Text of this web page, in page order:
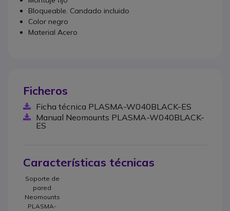
Bloqueable. Candado incluido
Color negro
Material Acero
Ficheros
Ficha técnica PLASMA-W040BLACK-ES
Manual Neomounts PLASMA-W040BLACK-
ES
Características técnicas
Soporte de
pared
Neomounts
PLASMA-